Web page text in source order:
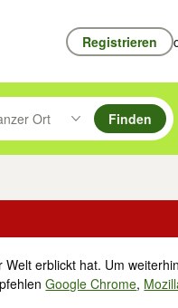
Registrieren
oben/unten durchsuchen
drücken um zu
Ort
im Umkreis des gewählten
Finden
erblickt hat. Um
Google Chrome,